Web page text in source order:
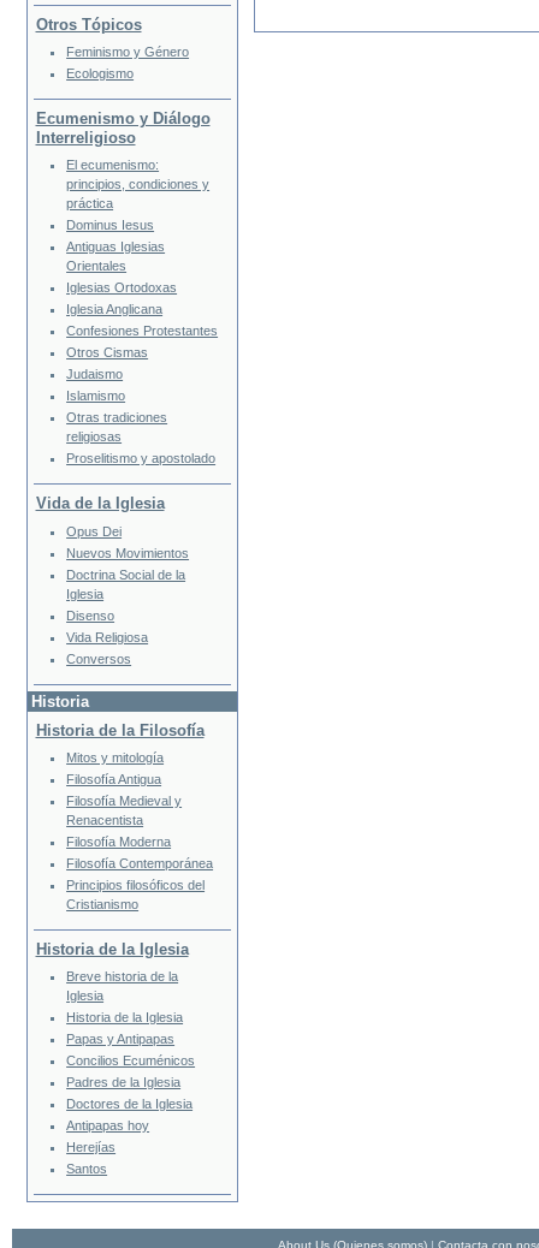
Otros Tópicos
Feminismo y Género
Ecologismo
Ecumenismo y Diálogo
Interreligioso
El ecumenismo:
principios, condiciones y
práctica
Dominus Iesus
Antiguas Iglesias
Orientales
Iglesias Ortodoxas
Iglesia Anglicana
Confesiones Protestantes
Otros Cismas
Judaismo
Islamismo
Otras tradiciones
religiosas
Proselitismo y apostolado
Vida de la Iglesia
Opus Dei
Nuevos Movimientos
Doctrina Social de la
Iglesia
Disenso
Vida Religiosa
Conversos
Historia
Historia de la Filosofía
Mitos y mitología
Filosofía Antigua
Filosofía Medieval y
Renacentista
Filosofía Moderna
Filosofía Contemporánea
Principios filosóficos del
Cristianismo
Historia de la Iglesia
Breve historia de la
Iglesia
Historia de la Iglesia
Papas y Antipapas
Concilios Ecuménicos
Padres de la Iglesia
Doctores de la Iglesia
Antipapas hoy
Herejías
Santos
About Us (Quienes somos) | Contacta con